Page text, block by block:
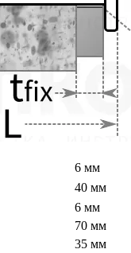
6 мм
40 мм
6 мм
70 мм
35 мм